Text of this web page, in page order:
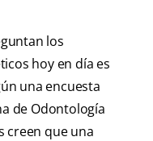
SUSCRÍBETE
los
hoy en día es
una encuesta
de Odontología
creen que una